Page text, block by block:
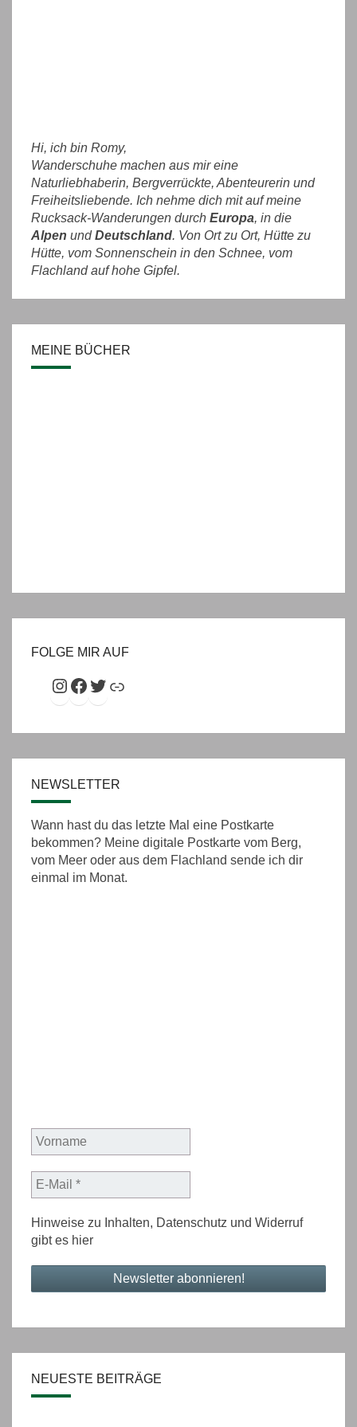
Hi, ich bin Romy,
Wanderschuhe machen aus mir eine
Naturliebhaberin, Bergverrückte, Abenteurerin und
Freiheitsliebende. Ich nehme dich mit auf meine
Rucksack-Wanderungen durch Europa, in die
Alpen und Deutschland. Von Ort zu Ort, Hütte zu
Hütte, vom Sonnenschein in den Schnee, vom
Flachland auf hohe Gipfel.
MEINE BÜCHER
FOLGE MIR AUF
Instagram
Facebook
Twitter
Link
NEWSLETTER
Wann hast du das letzte Mal eine Postkarte
bekommen? Meine digitale Postkarte vom Berg,
vom Meer oder aus dem Flachland sende ich dir
einmal im Monat.
Hinweise zu Inhalten, Datenschutz und Widerruf
gibt es hier
NEUESTE BEITRÄGE